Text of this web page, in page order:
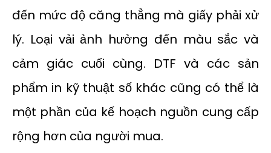
đến mức độ căng thẳng mà giấy phải xử
lý. Loại vải ảnh hưởng đến màu sắc và
cảm giác cuối cùng. DTF và các sản
phẩm in kỹ thuật số khác cũng có thể là
một phần của kế hoạch nguồn cung cấp
rộng hơn của người mua.